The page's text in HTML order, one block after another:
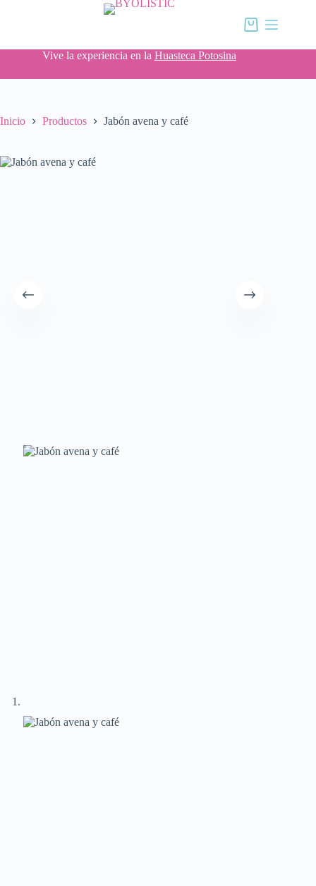
Carro
Vive la experiencia en la Huasteca Potosina
Inicio Productos Jabón avena y café